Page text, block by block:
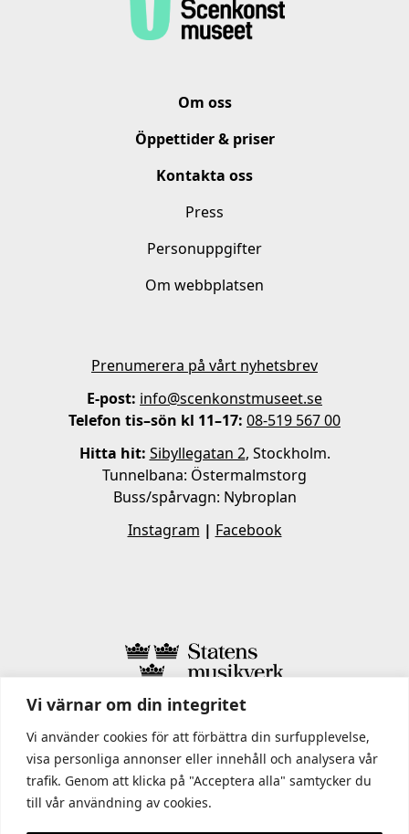
Vi värnar om din integritet
Vi använder cookies för att förbättra din surfupplevelse,
visa personliga annonser eller innehåll och analysera vår
trafik. Genom att klicka på "Acceptera alla" samtycker du
till vår användning av cookies.
Om oss
Öppettider & priser
Kontakta oss
Press
Personuppgifter
Om webbplatsen
Prenumerera på vårt nyhetsbrev
E-post: info@scenkonstmuseet.se
Telefon tis–sön kl 11–17: 08-519 567 00
Hitta hit: Sibyllegatan 2, Stockholm.
Tunnelbana: Östermalmstorg
Buss/spårvagn: Nybroplan
Instagram | Facebook
I STATENS MUSIKVERK INGÅR